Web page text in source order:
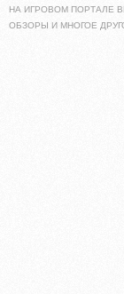
НА ИГРОВОМ ПОРТАЛЕ
ОБЗОРЫ И МНОГОЕ